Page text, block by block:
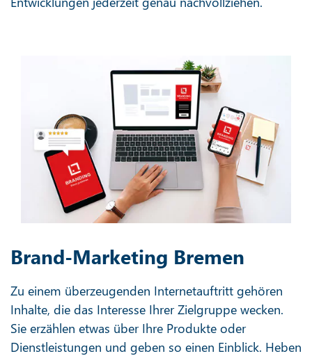
Brand-Marketing Bremen
Zu einem überzeugenden Internetauftritt gehören
Inhalte, die das Interesse Ihrer Zielgruppe wecken.
Sie erzählen etwas über Ihre Produkte oder
Dienstleistungen und geben so einen Einblick. Heben